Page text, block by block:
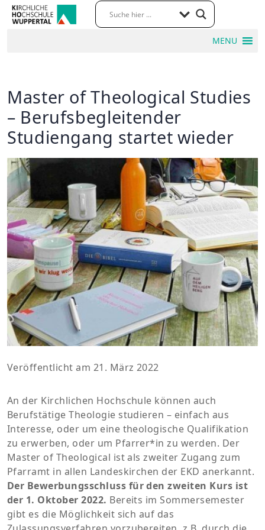
MENU
Master of Theological Studies
– Berufsbegleitender
Studiengang startet wieder
Veröffentlicht am 21. März 2022
An der Kirchlichen Hochschule können auch
Berufstätige Theologie studieren – einfach aus
Interesse, oder um eine theologische Qualifikation
zu erwerben, oder um Pfarrer*in zu werden. Der
Master of Theological ist als zweiter Zugang zum
Pfarramt in allen Landeskirchen der EKD anerkannt.
Der Bewerbungsschluss für den zweiten Kurs ist
der 1. Oktober 2022. Bereits im Sommersemester
gibt es die Möglichkeit sich auf das